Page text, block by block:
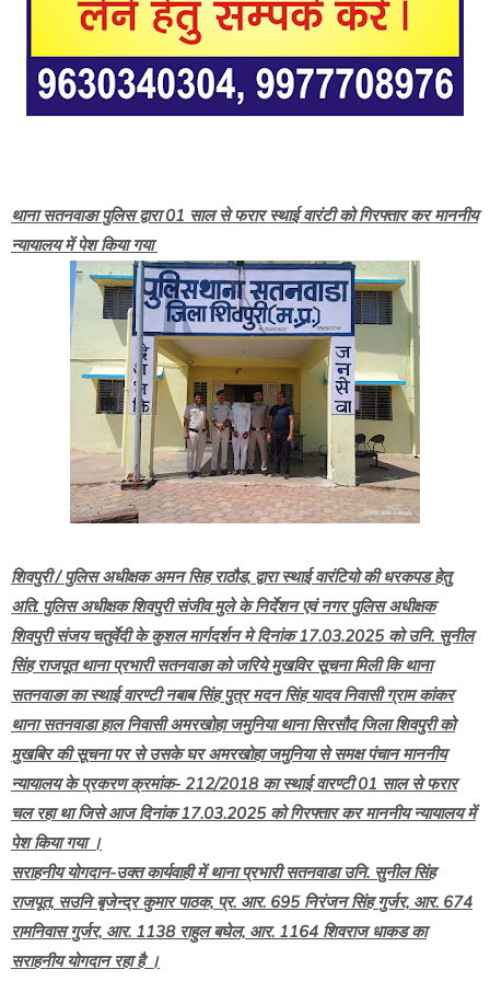
थाना सतनवाङा पुलिस द्वारा 01 साल से फरार स्थाई वारंटी को गिरफ्तार कर माननीय
न्यायालय में पेश किया गया
शिवपुरी / पुलिस अधीक्षक अमन सिह राठौड, द्वारा स्थाई वारंटियो की धरकपड हेतु
अति. पुलिस अधीक्षक शिवपुरी संजीव मुले के निर्देशन एवं नगर पुलिस अधीक्षक
शिवपुरी संजय चतुर्वेदी के कुशल मार्गदर्शन मे दिनांक 17.03.2025 को उनि. सुनील
सिंह राजपूत थाना प्रभारी सतनवाङा को जरिये मुखविर सूचना मिली कि थाना
सतनवाङा का स्थाई वारण्टी नबाब सिंह पुत्र मदन सिंह यादव निवासी ग्राम कांकर
थाना सतनवाडा हाल निवासी अमरखोहा जमुनिया थाना सिरसौद जिला शिवपुरी को
मुखबिर की सूचना पर से उसके घर अमरखोहा जमुनिया से समक्ष पंचान माननीय
न्यायालय के प्रकरण क्रमांक- 212/2018 का स्थाई वारण्टी 01 साल से फरार
चल रहा था जिसे आज दिनांक 17.03.2025 को गिरफ्तार कर माननीय न्यायालय में
पेश किया गया ।
सराहनीय योगदान-उक्त कार्यवाही में थाना प्रभारी सतनवाडा उनि. सुनील सिंह
राजपूत, सउनि बृजेन्द्र कुमार पाठक, प्र. आर. 695 निरंजन सिंह गुर्जर, आर. 674
रामनिवास गुर्जर, आर. 1138 राहुल बघेल, आर. 1164 शिवराज धाकड का
सराहनीय योगदान रहा है ।